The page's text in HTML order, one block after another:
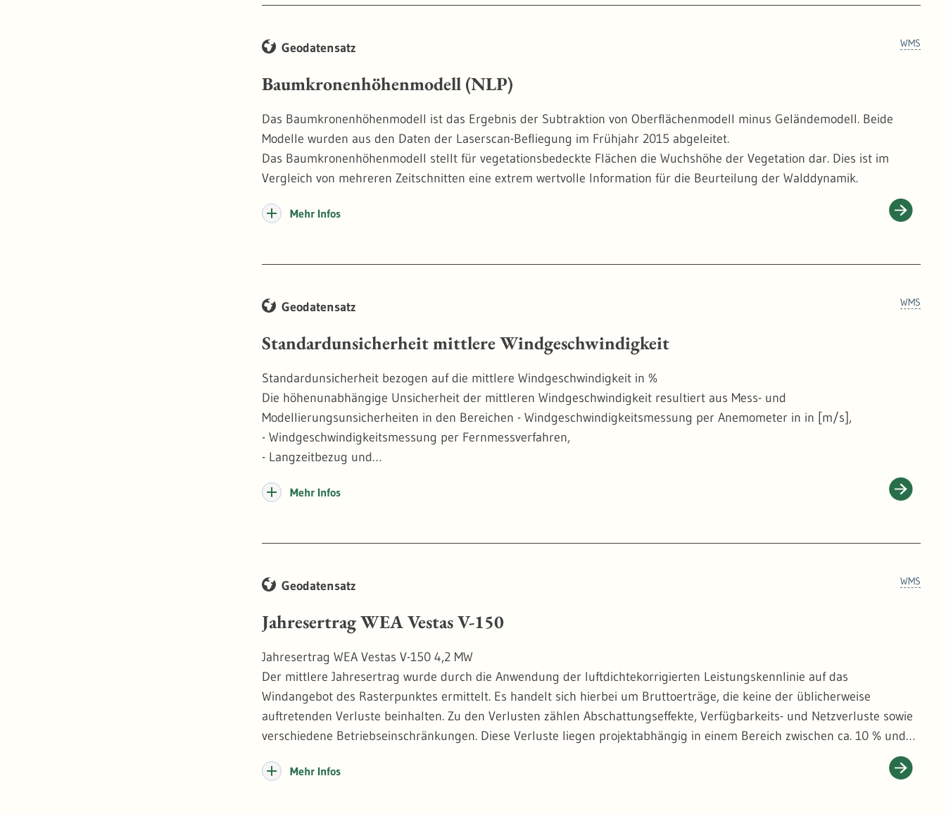
WMS
Geodatensatz
Baumkronenhöhenmodell (NLP)
Das Baumkronenhöhenmodell ist das Ergebnis der Subtraktion von Oberflächenmodell minus Geländemodell. Beide
Modelle wurden aus den Daten der Laserscan-Befliegung im Frühjahr 2015 abgeleitet.
Das Baumkronenhöhenmodell stellt für vegetationsbedeckte Flächen die Wuchshöhe der Vegetation dar. Dies ist im
Vergleich von mehreren Zeitschnitten eine extrem wertvolle Information für die Beurteilung der Walddynamik.
Mehr Infos
WMS
Geodatensatz
Standardunsicherheit mittlere Windgeschwindigkeit
Standardunsicherheit bezogen auf die mittlere Windgeschwindigkeit in %
Die höhenunabhängige Unsicherheit der mittleren Windgeschwindigkeit resultiert aus Mess- und
Modellierungsunsicherheiten in den Bereichen - Windgeschwindigkeitsmessung per Anemometer in in [m/s],
- Windgeschwindigkeitsmessung per Fernmessverfahren,
- Langzeitbezug und
Mehr Infos
WMS
Geodatensatz
Jahresertrag WEA Vestas V-150
Jahresertrag WEA Vestas V-150 4,2 MW
Der mittlere Jahresertrag wurde durch die Anwendung der luftdichtekorrigierten Leistungskennlinie auf das
Windangebot des Rasterpunktes ermittelt. Es handelt sich hierbei um Bruttoerträge, die keine der üblicherweise
auftretenden Verluste beinhalten. Zu den Verlusten zählen Abschattungseffekte, Verfügbarkeits- und Netzverluste sowie
verschiedene Betriebseinschränkungen. Diese Verluste liegen projektabhängig in einem Bereich zwischen ca. 10 % und
Mehr Infos